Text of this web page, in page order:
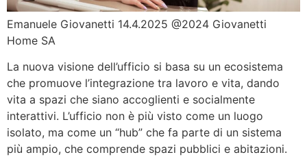
Emanuele Giovanetti 14.4.2025 @2024 Giovanetti
Home SA
La nuova visione dell’ufficio si basa su un ecosistema
che promuove l’integrazione tra lavoro e vita, dando
vita a spazi che siano accoglienti e socialmente
interattivi. L’ufficio non è più visto come un luogo
isolato, ma come un “hub” che fa parte di un sistema
più ampio, che comprende spazi pubblici e abitazioni.